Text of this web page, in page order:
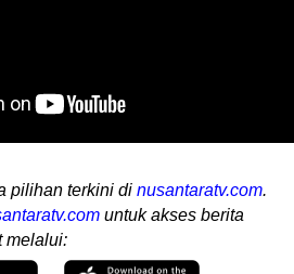
pilihan terkini di nusantaratv.com.
untuk akses berita
melalui: